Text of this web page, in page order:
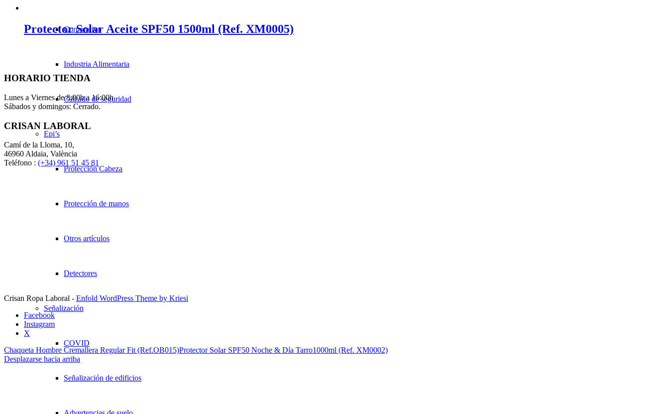
Corporativo
Industria Alimentaria
Calzado de seguridad
Epi’s
Protección Cabeza
Protección de manos
Otros artículos
Detectores
Señalización
COVID
Señalización de edificios
Protector Solar Aceite SPF50 1500ml (Ref. XM0005)
HORARIO TIENDA
Lunes a Viernes de 8:00h a 16:00h
Sábados y domingos: Cerrado.
CRISAN LABORAL
Camí de la Lloma, 10,
46960 Aldaia, València
Teléfono : (+34) 961 51 45 81
Crisan Ropa Laboral - Enfold WordPress Theme by Kriesi
Facebook
Instagram
X
Chaqueta Hombre Cremallera Regular Fit (Ref.OB015)Protector Solar SPF50 Noche & Día Tarro1000ml (Ref. XM0002)
Desplazarse hacia arriba